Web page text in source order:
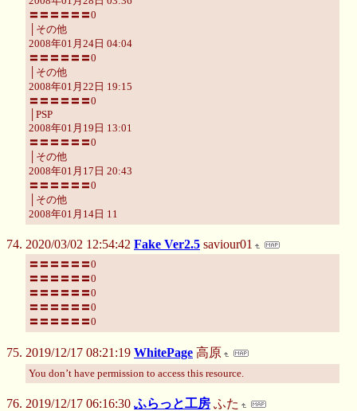
〓〓〓〓〓〓0
│その他
2008年01月24日 04:04
〓〓〓〓〓〓0
│その他
2008年01月22日 19:15
〓〓〓〓〓〓0
│PSP
2008年01月19日 13:01
〓〓〓〓〓〓0
│その他
2008年01月17日 20:43
〓〓〓〓〓〓0
│その他
2008年01月14日 11
2020/03/02 12:54:42 Fake Ver2.5 saviour01
〓〓〓〓〓〓0
〓〓〓〓〓〓0
〓〓〓〓〓〓0
〓〓〓〓〓〓0
〓〓〓〓〓〓0
2019/12/17 08:21:19 WhitePage 高原
You don’t have permission to access this resource.
2019/12/17 06:16:30 ふらっと工房 ふた